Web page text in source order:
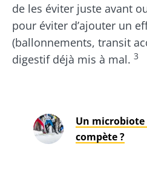
de les éviter juste avant
pour éviter d’ajouter un
(ballonnements, transit
digestif déjà mis à mal. 3
Un
compète ?
Ne partez